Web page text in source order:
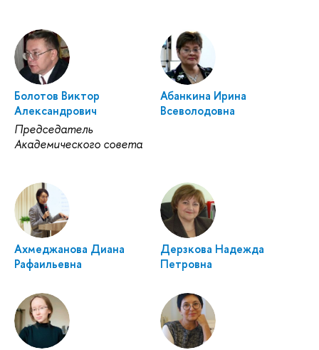
Болотов Виктор
Александрович
Председатель
Академического совета
Абанкина Ирина
Всеволодовна
Ахмеджанова Диана
Рафаильевна
Дерзкова Надежда
Петровна